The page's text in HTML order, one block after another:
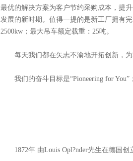
最优的解决方案为客户节约采购成本，提
发展的新时期。值得一提的是新工厂拥有
2500kw；最大吊车额定载重：25吨。
每天我们都在矢志不渝地开拓创新，为
我们的奋斗目标是“Pioneering for You”
1872年 由Louis Opl?nder先生在德国创